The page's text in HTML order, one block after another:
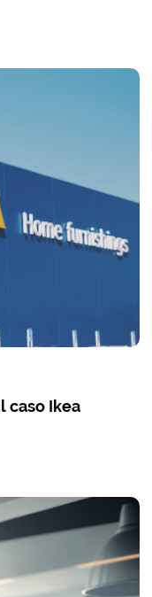
caso Ikea